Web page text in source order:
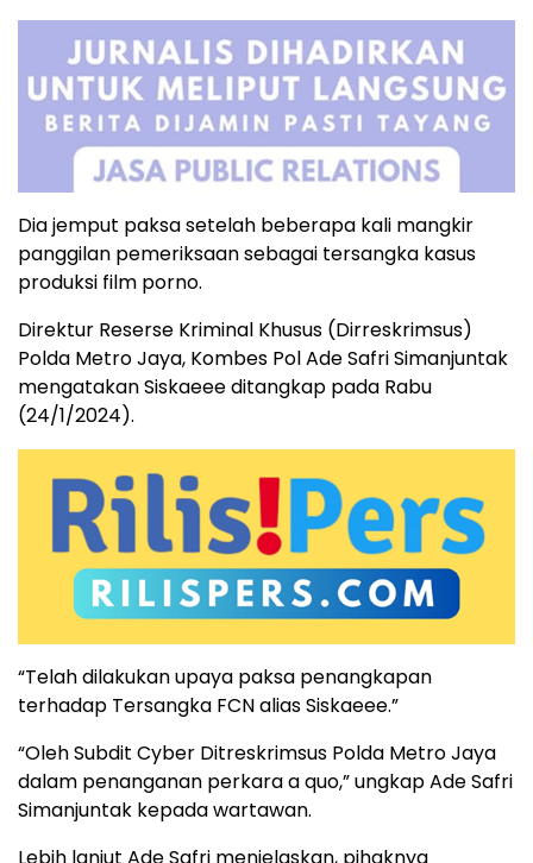
Dia jemput paksa setelah beberapa kali mangkir
panggilan pemeriksaan sebagai tersangka kasus
produksi film porno.
Direktur Reserse Kriminal Khusus (Dirreskrimsus)
Polda Metro Jaya, Kombes Pol Ade Safri Simanjuntak
mengatakan Siskaeee ditangkap pada Rabu
(24/1/2024).
“Telah dilakukan upaya paksa penangkapan
terhadap Tersangka FCN alias Siskaeee.”
“Oleh Subdit Cyber Ditreskrimsus Polda Metro Jaya
dalam penanganan perkara a quo,” ungkap Ade Safri
Simanjuntak kepada wartawan.
Lebih lanjut Ade Safri menjelaskan, pihaknya